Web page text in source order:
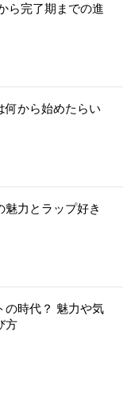
ら完了期までの進
何から始めたらい
魅力とラップ好き
の時代？ 魅力や気
方